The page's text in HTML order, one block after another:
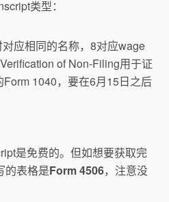
类型：
应相同的名称，8对应wage
of Non-Filing用于证
1040，要在6月15日之后
是免费的。但如想要获取完
的表格是Form 4506，注意没